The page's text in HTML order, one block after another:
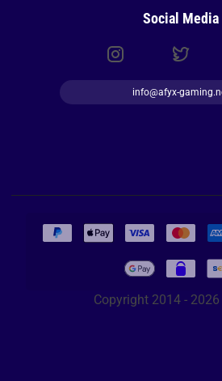
Social Media
info@afyx-
Copyright 2014 -